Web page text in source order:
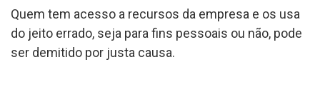
Quem tem acesso a recursos da empresa e os usa
do jeito errado, seja para fins pessoais ou não, pode
ser demitido por justa causa.